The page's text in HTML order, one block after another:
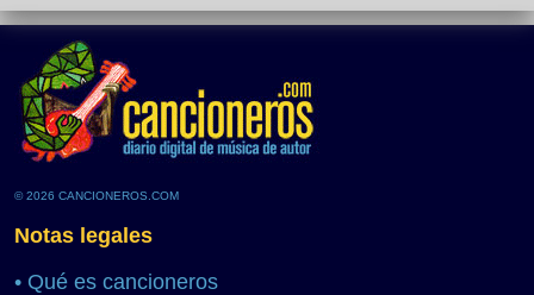
© 2026 CANCIONEROS.COM
Notas legales
• Qué es cancioneros